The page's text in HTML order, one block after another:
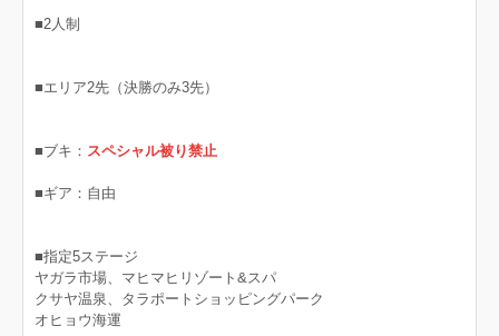
■2人制
■エリア2先（決勝のみ3先）
■ブキ： スペシャル被り禁止
■ギア：自由
■指定5ステージ
ヤガラ市場、マヒマヒリゾート&スパ
クサヤ温泉、タラポートショッピングパーク
オヒョウ海運